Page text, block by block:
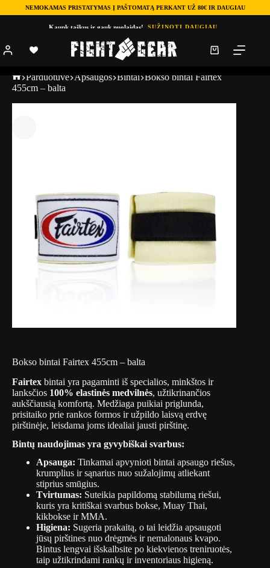
NEMOKAMAS PRISTATYMAS Į PAŠTOMATĄ PERKANT UŽ 80€ IR DAUGIAU
Kaupk taškus ir gauk nuolaidas! SUŽINOTI DAUGIAU
Parduotuve Apsaugos Bintai Bokso bintai Fairtex
455cm – balta
Bokso bintai Fairtex 455cm – balta
Fairtex bintai yra pagaminti iš specialios, minkštos ir
lanksčios 100% elastinės medvilnės, užtikrinančios
aukščiausią komfortą. Medžiaga puikiai priglunda,
prisitaiko prie rankos formos ir užpildo laisvą erdvę
pirštinėje, leisdama joms idealiai jausti pirštinę.
Bintų naudojimas yra gyvybiškai svarbus:
Apsauga: Tinkamai apvynioti bintai apsaugo riešus,
krumplius ir sąnarius nuo sužalojimų atliekant
stiprius smūgius.
Tvirtumas: Suteikia papildomą stabilumą riešui,
kuris yra kritiškai svarbus bokse, Muay Thai,
kikbokse ir MMA.
Higiena: Sugeria prakaitą, o tai leidžia apsaugoti
jūsų pirštines nuo drėgmės ir nemalonaus kvapo.
Bintus lengvai išskalbsite po kiekvienos treniruotės,
taip užtikrindami rankų ir inventoriaus higieną.